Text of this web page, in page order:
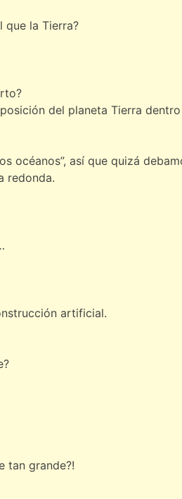
que la Tierra?
del planeta Tierra
océanos”, así que quizá
redonda.
artificial.
tan grande?!